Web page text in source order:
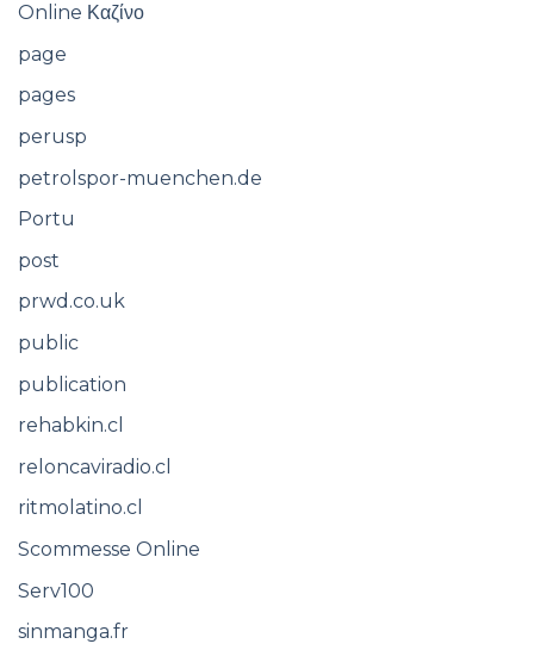
Online Καζίνο
page
pages
perusp
petrolspor-muenchen.de
Portu
post
prwd.co.uk
public
publication
rehabkin.cl
reloncaviradio.cl
ritmolatino.cl
Scommesse Online
Serv100
sinmanga.fr